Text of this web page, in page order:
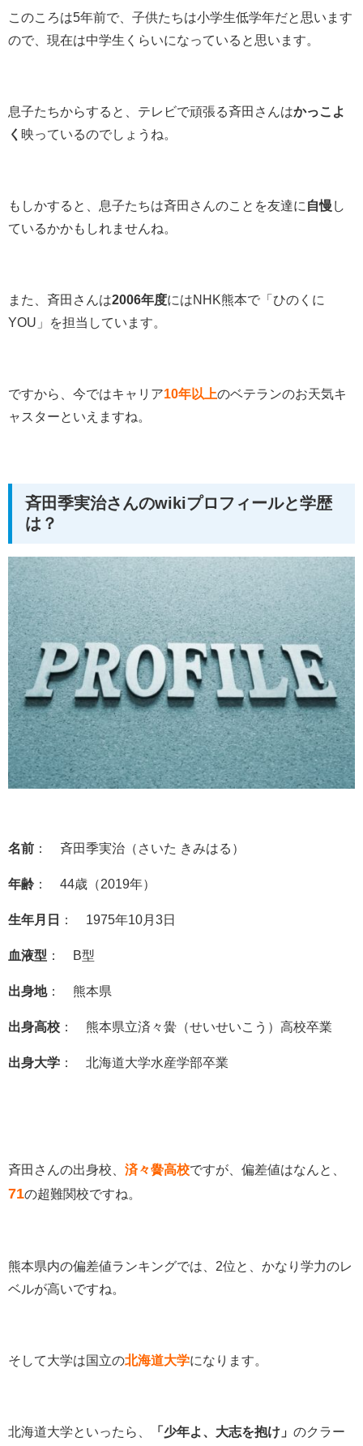
このころは5年前で、子供たちは小学生低学年だと思います
ので、現在は中学生くらいになっていると思います。
息子たちからすると、テレビで頑張る斉田さんはかっこよ
く 映っているのでしょうね。
もしかすると、息子たちは斉田さんのことを友達に 自慢 し
ているかかもしれませんね。
また、斉田さんは2006年度にはNHK熊本で「ひのくに
YOU」を担当しています。
ですから、今ではキャリア10年以上のベテランのお天気キ
ャスターといえますね。
斉田季実治さんのwikiプロフィールと学歴
は？
名前 ： 斉田季実治（さいた きみはる）
年齢 ： 44歳（2019年）
生年月日 ： 1975年10月3日
血液型 ： B型
出身地： 熊本県
出身高校 ： 熊本県立済々黌（せいせいこう）高校卒業
出身大学 ： 北海道大学水産学部卒業
斉田さんの出身校、 済々黌高校ですが、偏差値はなんと、
71の超難関校ですね。
熊本県内の偏差値ランキングでは、2位と、かなり学力のレ
ベルが高いですね。
そして大学は国立の北海道大学になります。
北海道大学といったら、 「少年よ、大志を抱け」 のクラー